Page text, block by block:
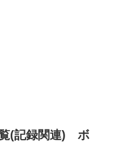
(記録関連) ボ